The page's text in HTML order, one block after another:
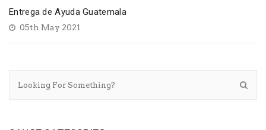
Entrega de Ayuda Guatemala
05th May 2021